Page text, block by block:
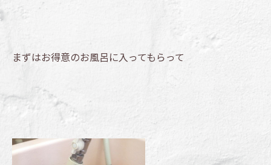
まずはお得意のお風呂に入ってもらって